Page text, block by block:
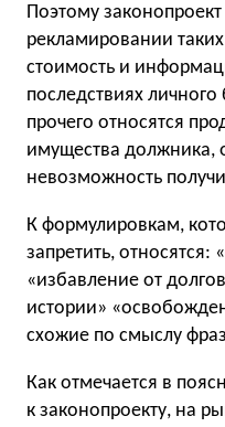
Поэтому
рекламировании
стоимость и
последствиях личного
прочего относятся
имущества должника,
невозможность
К формулировкам,
запретить, относятся:
«избавление от
истории»
схожие по смыслу
Как отмечается в
к законопроекту, на